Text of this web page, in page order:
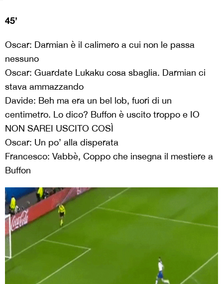
45’
Oscar: Darmian è il calimero a cui non le passa
nessuno
Oscar: Guardate Lukaku cosa sbaglia. Darmian ci
stava ammazzando
Davide: Beh ma era un bel lob, fuori di un
centimetro. Lo dico? Buffon è uscito troppo e IO
NON SAREI USCITO COSÌ
Oscar: Un po’ alla disperata
Francesco: Vabbè, Coppo che insegna il mestiere a
Buffon